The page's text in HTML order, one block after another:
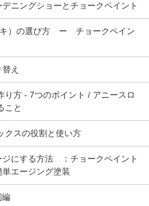
ニングショーとチョークペイント
キ）の選び方 ー チョークペイン
え
り方 - 7つのポイント / アニースロ
こと
クスの役割と使い方
ジにする方法 ：チョークペイント
エージング塗装
編